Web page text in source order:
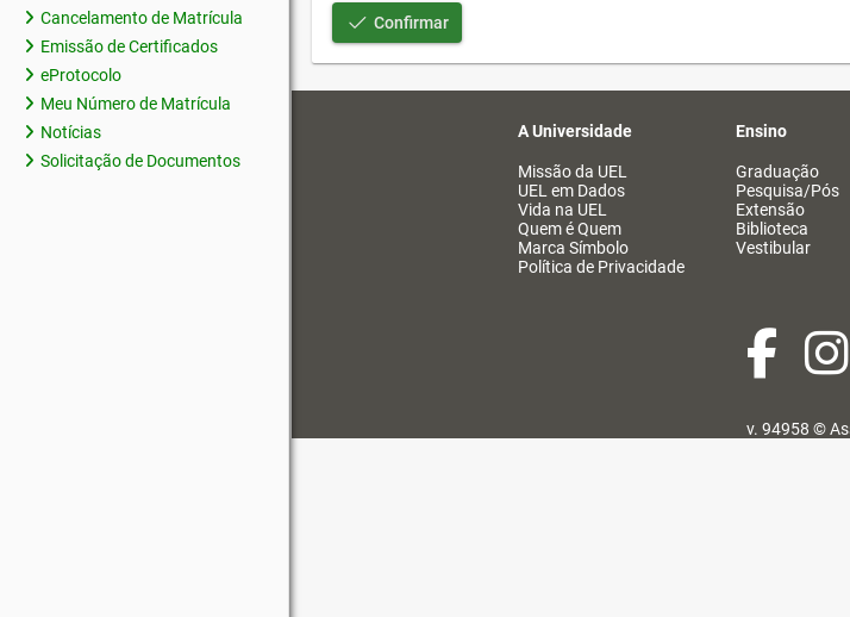
Cancelamento de Matrícula
Emissão de Certificados
eProtocolo
Meu Número de Matrícula
Notícias
Solicitação de Documentos
Confirmar
A Universidade
Missão da UEL
UEL em Dados
Vida na UEL
Quem é Quem
Marca Símbolo
Política de Privacidade
Ensino
Graduação
Pesquisa/Pós
Extensão
Biblioteca
Vestibular
v. 94958 ©